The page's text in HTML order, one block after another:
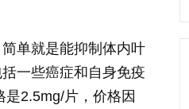
单就是能抑制体内叶
一些癌症和自身免疫
2.5mg/片，价格因